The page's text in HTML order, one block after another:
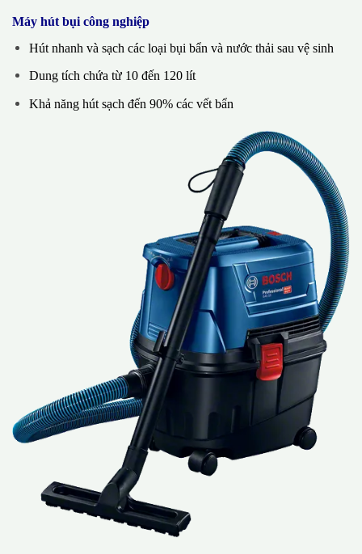
Máy hút bụi công nghiệp
Hút nhanh và sạch các loại bụi bẩn và nước thải sau vệ sinh
Dung tích chứa từ 10 đến 120 lít
Khả năng hút sạch đến 90% các vết bẩn